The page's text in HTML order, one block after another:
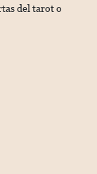
del tarot o